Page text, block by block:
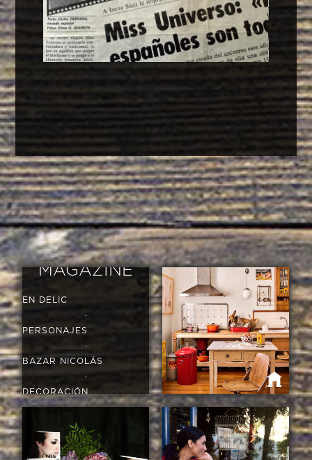
MAGAZINE
EN DELIC
·
PERSONAJES
·
BAZAR NICOLÁS
·
DECORACIÓN
·
·
GASTRONOMÍA
LAS COCINAS DE MI VIDA